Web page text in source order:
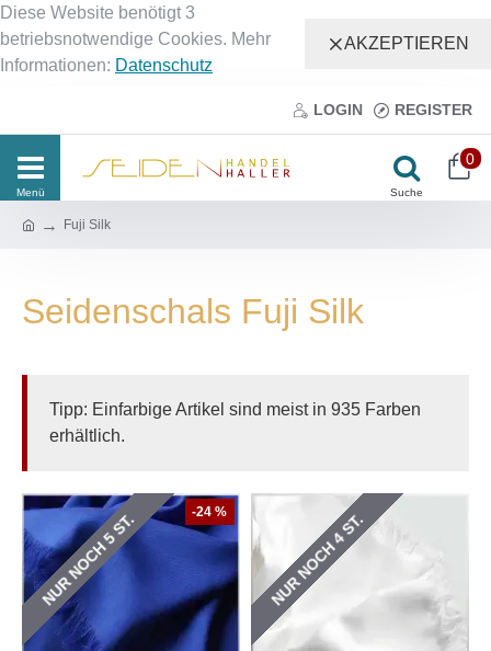
Diese Website benötigt 3
betriebsnotwendige Cookies. Mehr
Informationen: Datenschutz
AKZEPTIEREN
LOGIN REGISTER
0
Fuji Silk
Seidenschals Fuji Silk
Tipp: Einfarbige Artikel sind meist in 935 Farben
erhältlich.
NUR NOCH 6 ST.
NUR NOCH 5 ST. -24 % NUR NOCH 5 ST.
NUR NOCH 4 ST.